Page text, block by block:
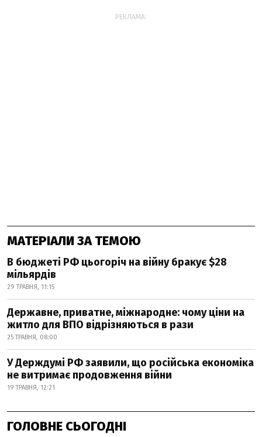
РЕКЛАМА:
МАТЕРІАЛИ ЗА ТЕМОЮ
В бюджеті РФ цьогоріч на війну бракує $28
мільярдів
29 ТРАВНЯ, 11:15
Державне, приватне, міжнародне: чому ціни на
житло для ВПО відрізняються в рази
25 ТРАВНЯ, 08:00
У Держдумі РФ заявили, що російська економіка
не витримає продовження війни
19 ТРАВНЯ, 12:21
ГОЛОВНЕ СЬОГОДНІ